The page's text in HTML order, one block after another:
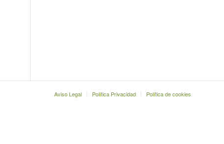
Aviso Legal Política Privacidad Política de cookies